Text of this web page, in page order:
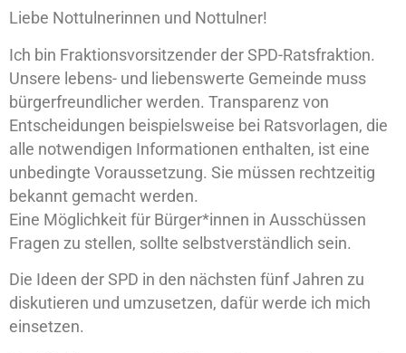
Liebe Nottulnerinnen und Nottulner!
Ich bin Fraktionsvorsitzender der SPD-Ratsfraktion.
Unsere lebens- und liebenswerte Gemeinde muss
bürgerfreundlicher werden. Transparenz von
Entscheidungen beispielsweise bei Ratsvorlagen, die
alle notwendigen Informationen enthalten, ist eine
unbedingte Voraussetzung. Sie müssen rechtzeitig
bekannt gemacht werden.
Eine Möglichkeit für Bürger*innen in Ausschüssen
Fragen zu stellen, sollte selbstverständlich sein.
Die Ideen der SPD in den nächsten fünf Jahren zu
diskutieren und umzusetzen, dafür werde ich mich
einsetzen.